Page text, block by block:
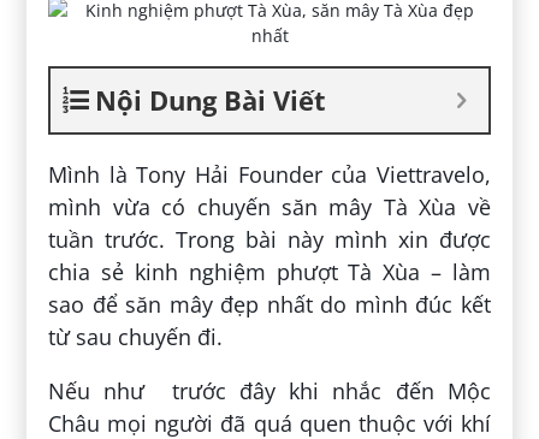
Nội Dung Bài Viết
Mình là Tony Hải Founder của Viettravelo,
mình vừa có chuyến săn mây Tà Xùa về
tuần trước. Trong bài này mình xin được
chia sẻ kinh nghiệm phượt Tà Xùa – làm
sao để săn mây đẹp nhất do mình đúc kết
từ sau chuyến đi.
Nếu như trước đây khi nhắc đến Mộc
Châu mọi người đã quá quen thuộc với khí